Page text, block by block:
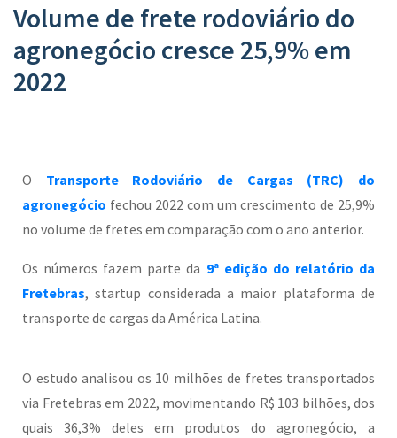
Volume de frete rodoviário do
agronegócio cresce 25,9% em
2022
O Transporte Rodoviário de Cargas (TRC) do
agronegócio fechou 2022 com um crescimento de 25,9%
no volume de fretes em comparação com o ano anterior.
Os números fazem parte da 9ª edição do relatório da
Fretebras, startup considerada a maior plataforma de
transporte de cargas da América Latina.
O estudo analisou os 10 milhões de fretes transportados
via Fretebras em 2022, movimentando R$ 103 bilhões, dos
quais 36,3% deles em produtos do agronegócio, a